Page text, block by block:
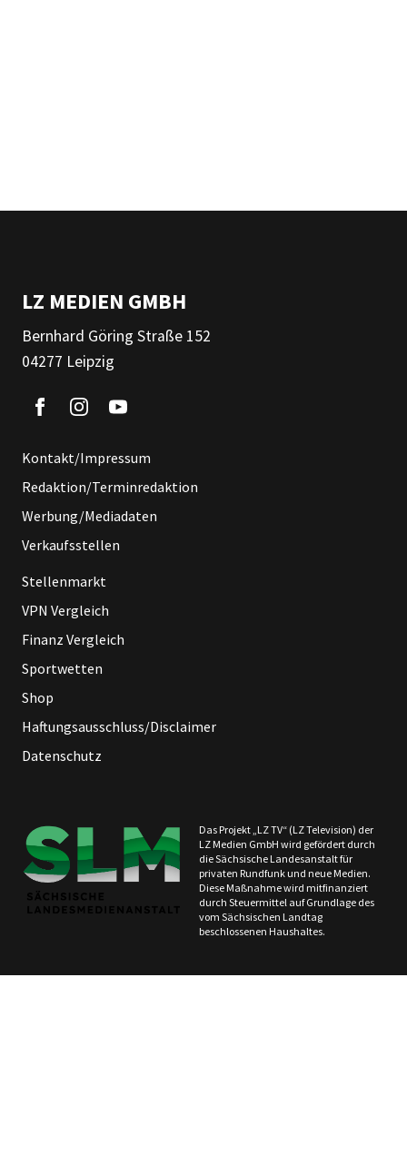
LZ MEDIEN GMBH
Bernhard Göring Straße 152
04277 Leipzig
Kontakt/Impressum
Redaktion/Terminredaktion
Werbung/Mediadaten
Verkaufsstellen
Stellenmarkt
VPN Vergleich
Finanz Vergleich
Sportwetten
Shop
Haftungsausschluss/Disclaimer
Datenschutz
Das Projekt „LZ TV“ (LZ Television) der
LZ Medien GmbH wird gefördert durch
die Sächsische Landesanstalt für
privaten Rundfunk und neue Medien.
Diese Maßnahme wird mitfinanziert
durch Steuermittel auf Grundlage des
vom Sächsischen Landtag
beschlossenen Haushaltes.